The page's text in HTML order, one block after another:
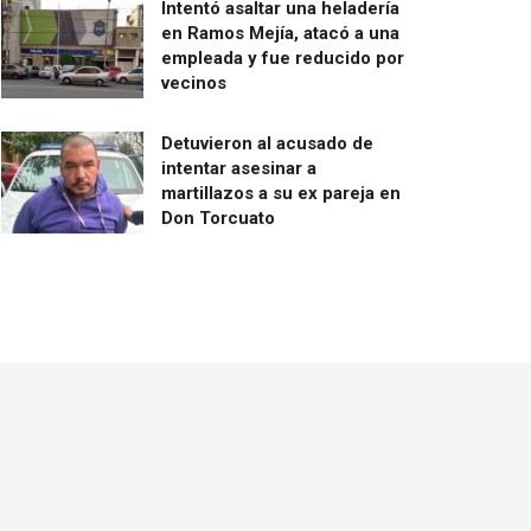
Intentó asaltar una heladería
en Ramos Mejía, atacó a una
empleada y fue reducido por
vecinos
Detuvieron al acusado de
intentar asesinar a
martillazos a su ex pareja en
Don Torcuato